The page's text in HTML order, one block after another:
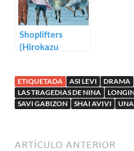
Shoplifters
(Hirokazu
ETIQUETADA ASI LEVI DRAMA
LAS TRAGEDIAS DE NINA
SAVI GABIZON
SHAI AVIVI
ARTÍCULO ANTERIOR